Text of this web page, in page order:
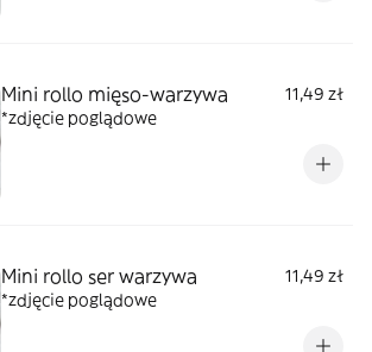
Mini rollo mięso-warzywa
11,49 zł
*zdjęcie poglądowe
Mini rollo ser warzywa
11,49 zł
*zdjęcie poglądowe